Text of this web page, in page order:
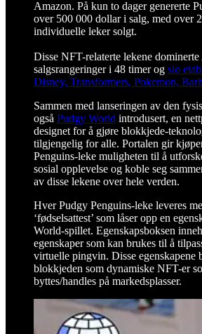
Amazon. På kun to dager genererte
over 500 000 dollar i salg, med over
individuelle leker solgt.
Disse NFT-relaterte lekene
salgsrangeringer i 48 timer og slo
Disney, Transformers, Pokemon,
Sammen med lanseringen av den
også Pudgy World introdusert, en
designet for å gjøre blokkjede-
tilgjengelig for alle. Portalen gir
Penguins-leke muligheten til å
sosial opplevelse og koble seg
av disse lekene over hele verden.
Hver Pudgy Penguins-leke leveres
‘fødselsattest’ som låser opp en
World-spillet. Egenskapsboksen
egenskaper som kan brukes til å
virtuelle pingvin. Disse egenskapene
blokkjeden som dynamiske NFT-er
byttes/handles på markedsplasser.